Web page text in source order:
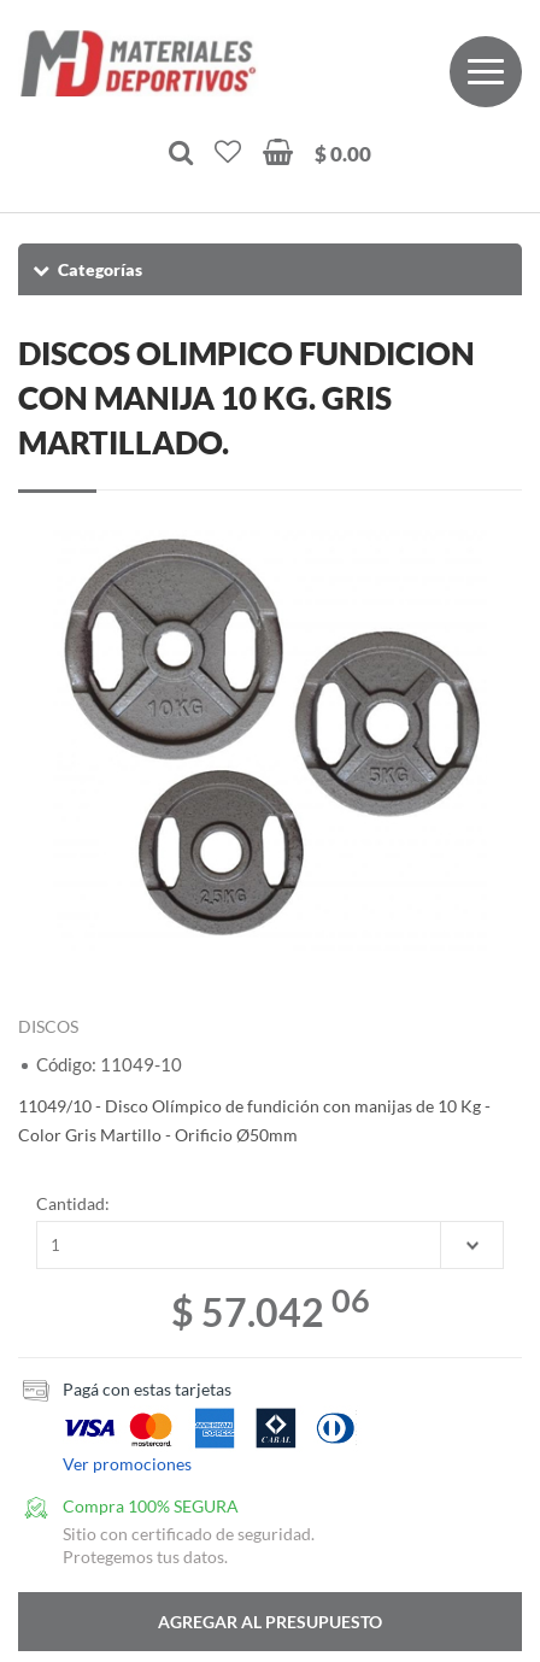
$ 0.00
Categorías
DISCOS OLIMPICO FUNDICION
CON MANIJA 10 KG. GRIS
MARTILLADO.
DISCOS
Código: 11049-10
11049/10 - Disco Olímpico de fundición con manijas de 10 Kg -
Color Gris Martillo - Orificio Ø50mm
Cantidad:
$ 57.042 06
Pagá con estas tarjetas
Ver promociones
Compra 100% SEGURA
Sitio con certificado de seguridad.
Protegemos tus datos.
AGREGAR AL PRESUPUESTO